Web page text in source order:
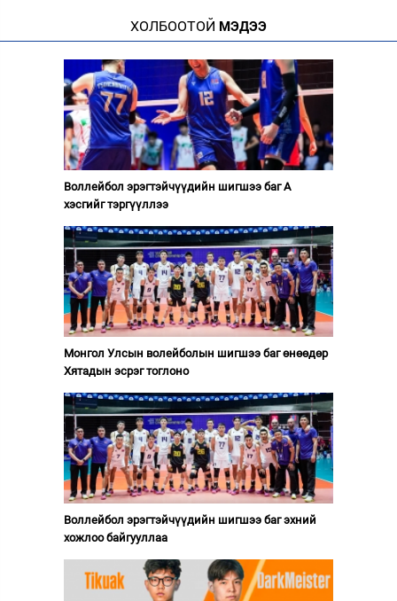
ХОЛБООТОЙ МЭДЭЭ
Воллейбол эрэгтэйчүүдийн шигшээ баг А
хэсгийг тэргүүллээ
Монгол Улсын волейболын шигшээ баг өнөөдөр
Хятадын эсрэг тоглоно
Воллейбол эрэгтэйчүүдийн шигшээ баг эхний
хожлоо байгууллаа